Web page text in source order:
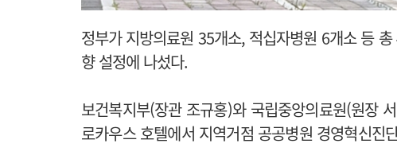
정부가 지방의료원 35개소, 적십자병원 6개소 등
향 설정에 나섰다.
보건복지부(장관 조규홍)와 국립중앙의료원(원장
로카우스 호텔에서 지역거점 공공병원 경영혁신진